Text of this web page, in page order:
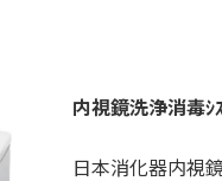
内視鏡洗浄消毒ｼ
日本消化器内視